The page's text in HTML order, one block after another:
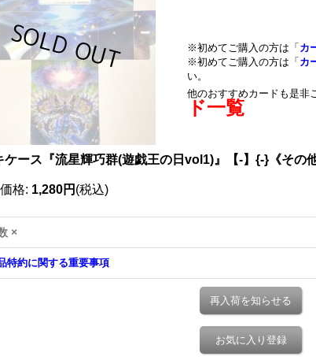
※初めてご購入の方は「 カ
※初めてご購入の方は「 カ
い。
他のおすすめカードも是非
ド一覧
ケース『流星輝巧群(遊戯王の日vol1)』【-】{-}《その他
格: 1,280円 (税込)
×
特約に関する重要事項
再入荷を知らせる
お気に入り登録